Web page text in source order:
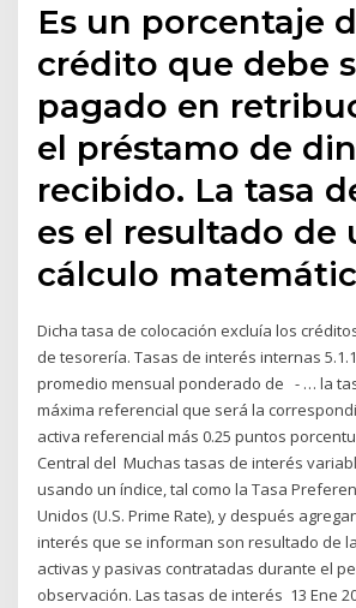
Es un porcentaje
crédito que debe
pagado en
el préstamo de
recibido. La tasa
es el resultado de
cálculo
Dicha tasa de colocación excluía los
de tesorería. Tasas de interés internas
promedio mensual ponderado de - … la
máxima referencial que será la
activa referencial más 0.25 puntos
Central del Muchas tasas de interés
usando un índice, tal como la Tasa
Unidos (U.S. Prime Rate), y después
interés que se informan son resultado de
activas y pasivas contratadas durante el
observación. Las tasas de interés 13 Ene